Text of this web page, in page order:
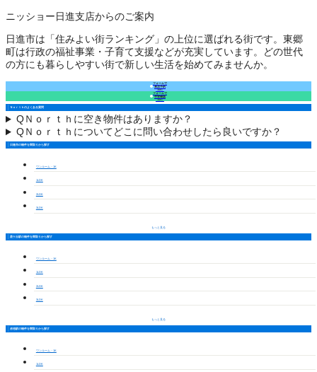
ニッショー日進支店からのご案内
日進市は「住みよい街ランキング」の上位に選ばれる街です。東郷
町は行政の福祉事業・子育て支援などが充実しています。どの世代
の方にも暮らしやすい街で新しい生活を始めてみませんか。
フォームで
来店予約
（無料）
フォームで
空室確認
（無料）
Ｎｏｒｔｈのよくある質問
QＮｏｒｔｈに空き物件はありますか？
QＮｏｒｔｈについてどこに問い合わせしたら良いですか？
日進市の物件を間取りから探す
ワンルーム・1K
1LDK
2LDK
3LDK
もっと見る
星ケ丘駅の物件を間取りから探す
ワンルーム・1K
1LDK
2LDK
3LDK
もっと見る
赤池駅の物件を間取りから探す
ワンルーム・1K
1LDK